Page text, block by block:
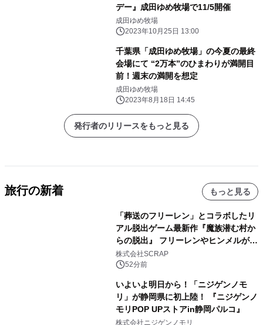
デー』成田ゆめ牧場で11/5開催
成田ゆめ牧場
2023年10月25日 13:00
千葉県「成田ゆめ牧場」の今夏の最終
会場にて “2万本”のひまわりが満開目
前！週末の満開を想定
成田ゆめ牧場
2023年8月18日 14:45
発行者のリリースをもっと見る
旅行の新着 もっと見る
「葬送のフリーレン」とコラボしたリ
アル脱出ゲーム最新作『魔族潜む村か
らの脱出』 フリーレンやヒンメルが武
器を手に魔族を見据える描き下ろしメ
インビジュアル公開
株式会社SCRAP
52分前
いよいよ明日から！「ニジゲンノモ
リ」が静岡県に初上陸！ 『ニジゲンノ
モリPOP UPストアin静岡パルコ』
株式会社ニジゲンノモリ